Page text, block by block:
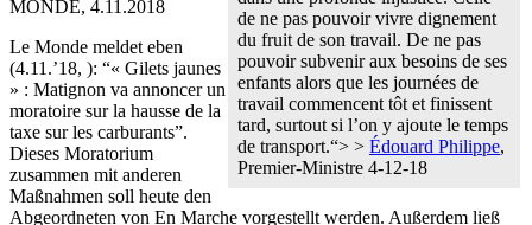
de ne pas pouvoir vivre dignement
du fruit de son travail. De ne pas
pouvoir subvenir aux besoins de ses
enfants alors que les journées de
travail commencent tôt et finissent
tard, surtout si l’on y ajoute le temps
de transport.“> > Édouard Philippe,
Premier-Ministre 4-12-18
MONDE, 4.11.2018
Le Monde meldet eben
(4.11.’18, ): “« Gilets jaunes
» : Matignon va annoncer un
moratoire sur la hausse de la
taxe sur les carburants”.
Dieses Moratorium
zusammen mit anderen
Maßnahmen soll heute den
Abgeordneten von En Marche vorgestellt werden. Außerdem ließ